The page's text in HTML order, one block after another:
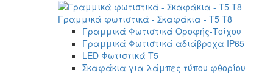
Γραμμικά φωτιστικά - Σκαφάκια - Τ5 T8
Γραμμικά Φωτιστικά Οροφής-Τοίχου
Γραμμικά Φωτιστικά αδιάβροχα IP65
LED Φωτιστικά T5
Σκαφάκια για λάμπες τύπου φθορίου